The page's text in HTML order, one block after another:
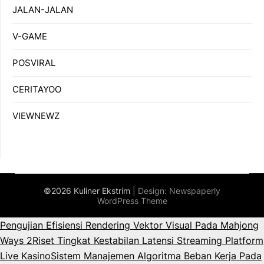
JALAN-JALAN
V-GAME
POSVIRAL
CERITAYOO
VIEWNEWZ
©2026 Kuliner Ekstrim | Design: Newspaperly
WordPress Theme
Pengujian Efisiensi Rendering Vektor Visual Pada Mahjong
Ways 2Riset Tingkat Kestabilan Latensi Streaming Platform
Live KasinoSistem Manajemen Algoritma Beban Kerja Pada